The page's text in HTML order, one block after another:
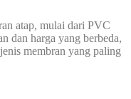
atap, mulai dari PVC
dan harga yang berbeda,
membran yang paling